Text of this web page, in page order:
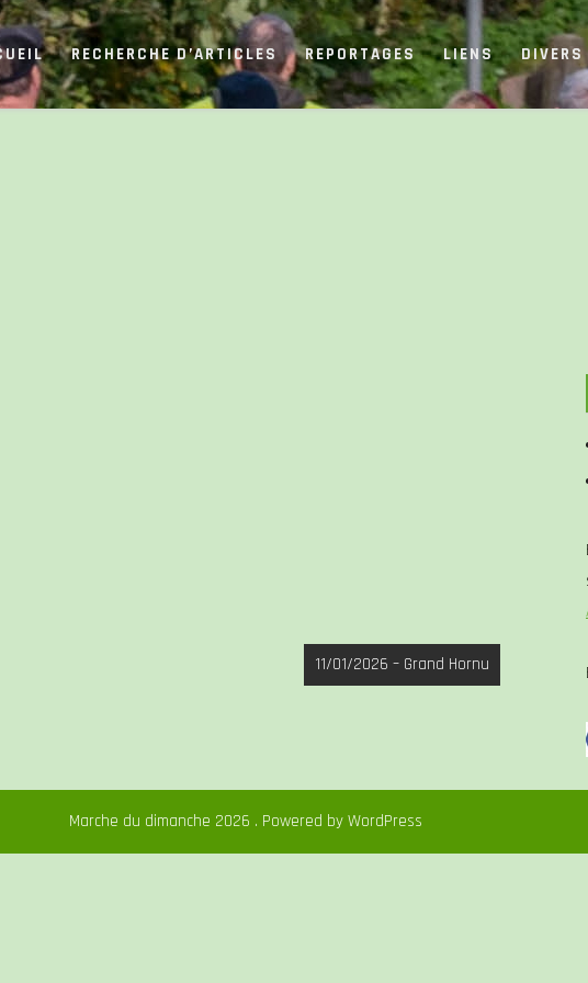
RECHERCHE D’ARTICLES REPORTAGES LIENS DIVERS
11/01/2026 – Grand Hornu
Marche du dimanche 2026 . Powered by WordPress